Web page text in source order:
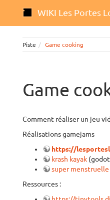
WIKI Les Portes
Piste Game cooking
Game
Comment réaliser un jeu
Réalisations gamejams
https://
krash kayak
super menstruelle
Ressources :